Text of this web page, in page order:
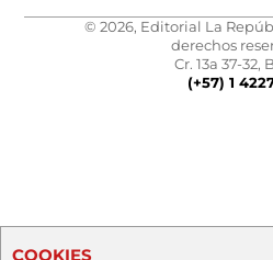
© 2026, Editorial La
derechos
Cr. 13a 37-32,
(+57) 1
COOKIES